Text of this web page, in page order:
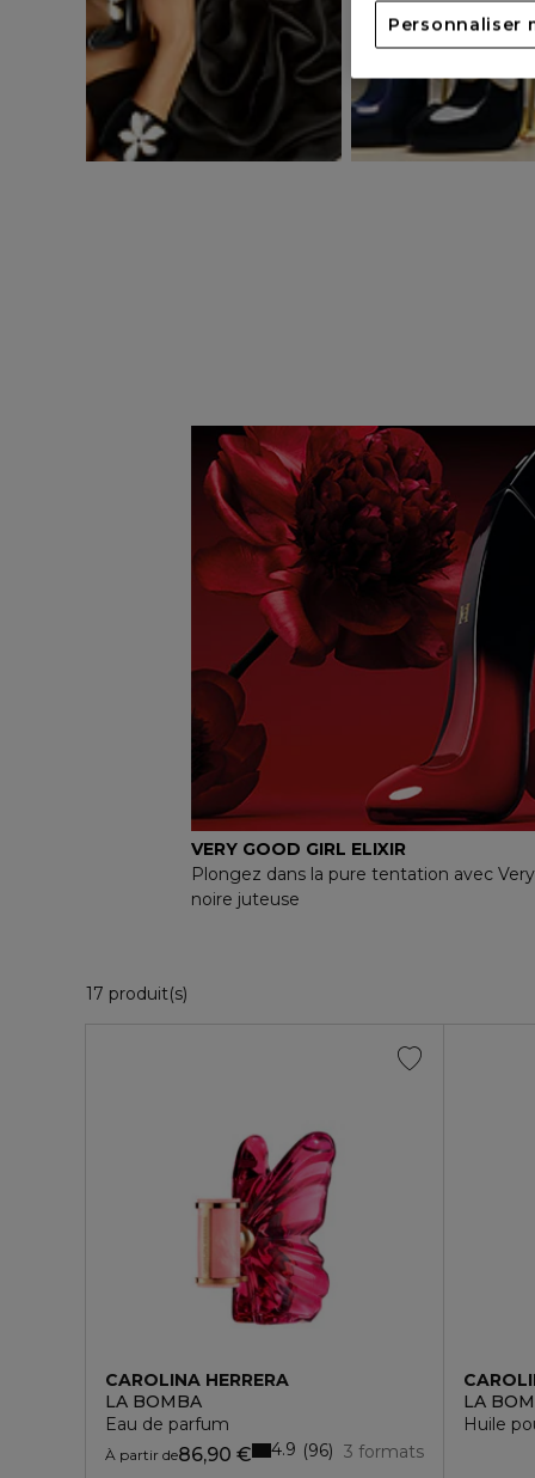
VERY GOOD GIRL ELIXIR
Plongez dans la pure tentation avec
noire juteuse
17 produit(s)
CAROLINA HERRERA
LA BOMBA
Eau de parfum
À partir de86,90 € 3 formats
4.9 96
LA
Huile
Personnaliser